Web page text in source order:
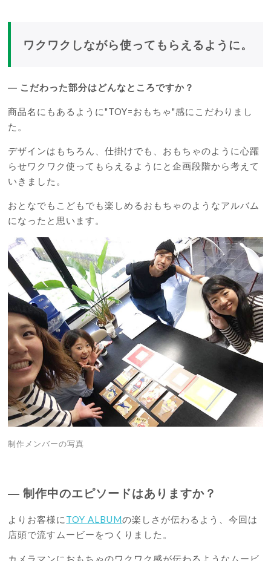
ワクワクしながら使ってもらえるように。
― こだわった部分はどんなところですか？
商品名にもあるように"TOY=おもちゃ"感にこだわりまし
た。
デザインはもちろん、仕掛けでも、おもちゃのように心躍
らせワクワク使ってもらえるようにと企画段階から考えて
いきました。
おとなでもこどもでも楽しめるおもちゃのようなアルバム
になったと思います。
制作メンバーの写真
― 制作中のエピソードはありますか？
よりお客様に TOY ALBUMの楽しさが伝わるよう、今回は
店頭で流すムービーをつくりました。
カメラマンにおもちゃのワクワク感が伝わるようなムービ